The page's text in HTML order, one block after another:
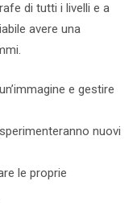
di tutti i livelli e a
avere una
e gestire
nuovi
le proprie